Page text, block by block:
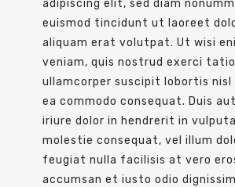
adipiscing elit, sed diam
euismod tincidunt ut laoreet
aliquam erat volutpat. Ut wisi
veniam, quis nostrud exerci
ullamcorper suscipit lobortis nisl
ea commodo consequat. Duis
iriure dolor in hendrerit in
molestie consequat, vel illum
feugiat nulla facilisis at vero
accumsan et iusto odio